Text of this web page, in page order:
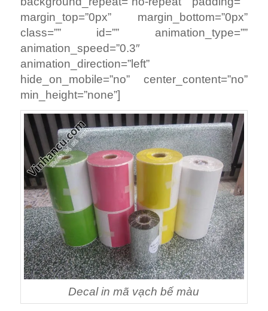
margin_top=”0px” margin_bottom=”0px”
class=”” id=”” animation_type=””
animation_speed=”0.3″
animation_direction=”left”
hide_on_mobile=”no” center_content=”no”
min_height=”none”]
Decal in mã vạch bế màu